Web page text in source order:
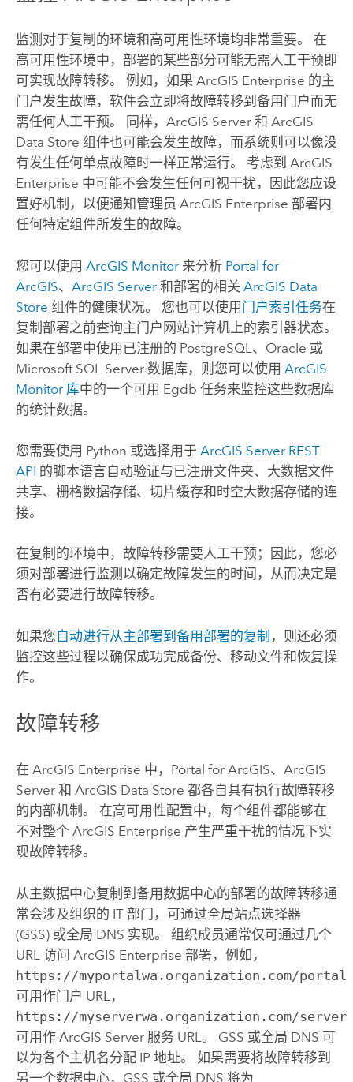
监测对于复制的环境和高可用性环境均非常重要。 在
高可用性环境中，部署的某些部分可能无需人工干预即
可实现故障转移。 例如，如果 ArcGIS Enterprise 的主
门户发生故障，软件会立即将故障转移到备用门户而无
需任何人工干预。 同样， ArcGIS Server和 ArcGIS
Data Store 组件也可能会发生故障，而系统则可以像没
有发生任何单点故障时一样正常运行。 考虑到 ArcGIS
Enterprise 中可能不会发生任何可视干扰，因此您应设
置好机制，以便通知管理员 ArcGIS Enterprise 部署内
任何特定组件所发生的故障。
您可以使用 ArcGIS Monitor来分析 Portal for
ArcGIS、 ArcGIS Server和部署的相关 ArcGIS Data
Store 组件的健康状况。 您也可以使用门户索引任务在
复制部署之前查询主门户网站计算机上的索引器状态。
如果在部署中使用已注册的 PostgreSQL 、 Oracle 或
Microsoft SQL Server数据库，则您可以使用 ArcGIS
Monitor库中的一个可用 Egdb 任务来监控这些数据库
的统计数据。
您需要使用 Python 或选择用于 ArcGIS ServerREST
API 的脚本语言自动验证与已注册文件夹、大数据文件
共享、栅格数据存储、切片缓存和时空大数据存储的连
接。
在复制的环境中，故障转移需要人工干预；因此，您必
须对部署进行监测以确定故障发生的时间，从而决定是
否有必要进行故障转移。
如果您自动进行从主部署到备用部署的复制 ，则还必须
监控这些过程以确保成功完成备份、移动文件和恢复操
作。
故障转移
在 ArcGIS Enterprise 中， Portal for ArcGIS、 ArcGIS
Server和 ArcGIS Data Store 都各自具有执行故障转移
的内部机制。 在高可用性配置中，每个组件都能够在
不对整个 ArcGIS Enterprise 产生严重干扰的情况下实
现故障转移。
从主数据中心复制到备用数据中心的部署的故障转移通
常会涉及组织的 IT 部门，可通过全局站点选择器
(GSS) 或全局 DNS 实现。 组织成员通常仅可通过几个
URL 访问 ArcGIS Enterprise 部署，例如，
https://myportalwa.organization.com/portal
可用作门户 URL，
https://myserverwa.organization.com/server
可用作 ArcGIS Server服务 URL。 GSS 或全局 DNS 可
以为各个主机名分配 IP 地址。 如果需要将故障转移到
另一个数据中心，GSS 或全局 DNS 将为